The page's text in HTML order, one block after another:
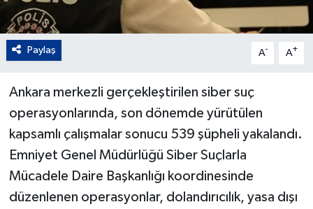
Paylaş A- A+
Ankara merkezli gerçekleştirilen siber suç
operasyonlarında, son dönemde yürütülen
kapsamlı çalışmalar sonucu 539 şüpheli yakalandı.
Emniyet Genel Müdürlüğü Siber Suçlarla
Mücadele Daire Başkanlığı koordinesinde
düzenlenen operasyonlar, dolandırıcılık, yasa dışı